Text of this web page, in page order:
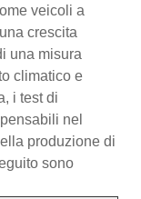
veicoli a
crescita
una misura
climatico e
i test di
nel
produzione di
sono